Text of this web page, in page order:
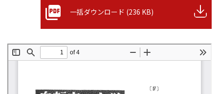
一括ダウンロード (236 KB)